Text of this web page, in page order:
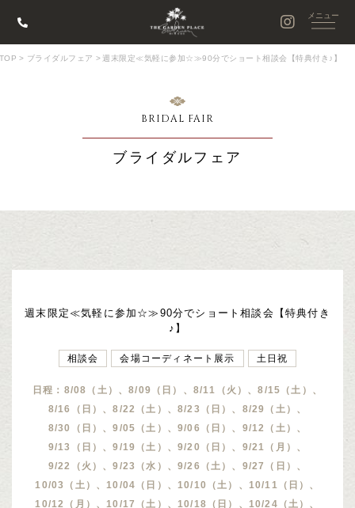
> ブライダルフェア > 週末限定≪気軽に参加☆≫90分でショート相談会【特典付き♪】
BRIDAL FAIR
ブライダルフェア
週末限定≪気軽に参加☆≫90分でショート相談会【特典付き
♪】
相談会 会場コーディネート展示 土日祝
日程：8/08（土）、8/09（日）、8/11（火）、8/15（土）、
8/16（日）、8/22（土）、8/23（日）、8/29（土）、
8/30（日）、9/05（土）、9/06（日）、9/12（土）、
9/13（日）、9/19（土）、9/20（日）、9/21（月）、
9/22（火）、9/23（水）、9/26（土）、9/27（日）、
10/03（土）、10/04（日）、10/10（土）、10/11（日）、
10/12（月）、10/17（土）、10/18（日）、10/24（土）、